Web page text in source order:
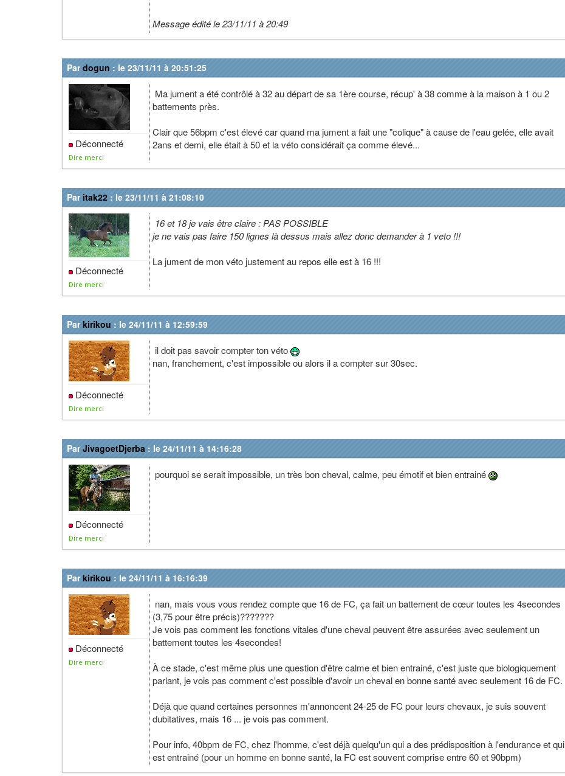
Message édité le 23/11/11 à 20:49
Pardogun : le 23/11/11 à 20:51:25
Déconnecté
Dire merci
Ma jument a été contrôlé à 32 au départ de sa 1ère course, récup' à 38 comme à la maison à 1 ou 2
battements près.
Clair que 56bpm c'est élevé car quand ma jument a fait une "colique" à cause de l'eau gelée, elle avait
2ans et demi, elle était à 50 et la véto considérait ça comme élevé...
Par itak22 : le 23/11/11 à 21:08:10
Déconnecté
Dire merci
16 et 18 je vais être claire : PAS POSSIBLE
je ne vais pas faire 150 lignes là dessus mais allez donc demander à 1 veto !!!
La jument de mon véto justement au repos elle est à 16 !!!
Parkirikou : le 24/11/11 à 12:59:59
Déconnecté
Dire merci
il doit pas savoir compter ton véto
nan, franchement, c'est impossible ou alors il a compter sur 30sec.
ParJivagoetDjerba : le 24/11/11 à 14:16:28
Déconnecté
Dire merci
pourquoi se serait impossible, un très bon cheval, calme, peu émotif et bien entrainé
Parkirikou : le 24/11/11 à 16:16:39
Déconnecté
Dire merci
nan, mais vous vous rendez compte que 16 de FC, ça fait un battement de cœur toutes les 4secondes
(3,75 pour être précis)???????
Je vois pas comment les fonctions vitales d'une cheval peuvent être assurées avec seulement un
battement toutes les 4secondes!
À ce stade, c'est même plus une question d'être calme et bien entrainé, c'est juste que biologiquement
parlant, je vois pas comment c'est possible d'avoir un cheval en bonne santé avec seulement 16 de FC.
Déjà que quand certaines personnes m'annoncent 24-25 de FC pour leurs chevaux, je suis souvent
dubitatives, mais 16 ... je vois pas comment.
Pour info, 40bpm de FC, chez l'homme, c'est déjà quelqu'un qui a des prédisposition à l'endurance et qui
est entrainé (pour un homme en bonne santé, la FC est souvent comprise entre 60 et 90bpm)